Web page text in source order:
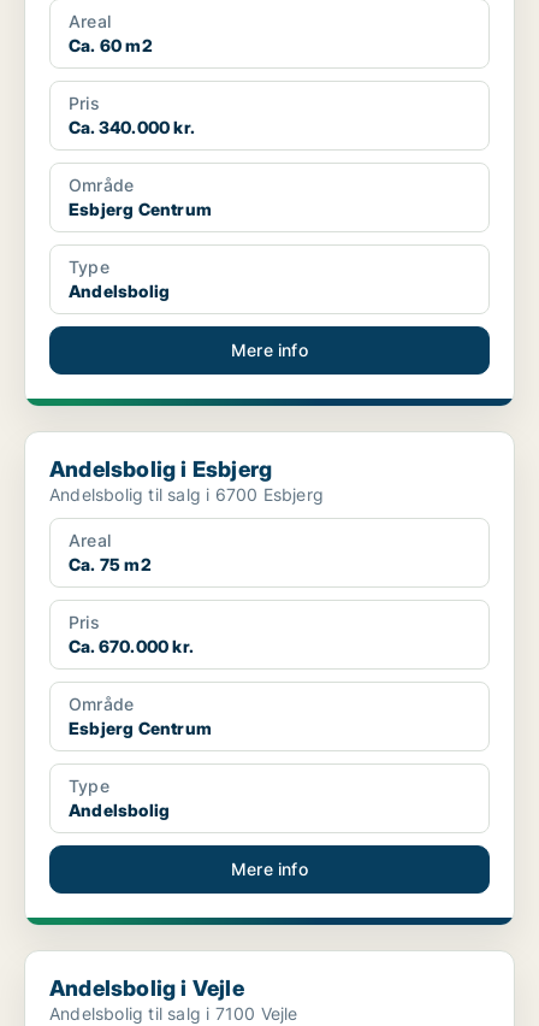
Areal
Ca. 60 m2
Pris
Ca. 340.000 kr.
Område
Esbjerg Centrum
Type
Andelsbolig
Mere info
Andelsbolig i Esbjerg
Andelsbolig i Esbjerg
Andelsbolig til salg i 6700 Esbjerg
Areal
Ca. 75 m2
Pris
Ca. 670.000 kr.
Område
Esbjerg Centrum
Type
Andelsbolig
Mere info
Andelsbolig i Vejle
Andelsbolig i Vejle
Andelsbolig til salg i 7100 Vejle